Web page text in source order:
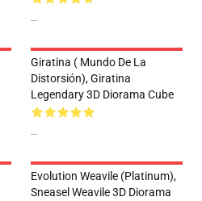
--
Giratina ( Mundo De La
Distorsión), Giratina
Legendary 3D Diorama Cube
--
Evolution Weavile (Platinum),
Sneasel Weavile 3D Diorama